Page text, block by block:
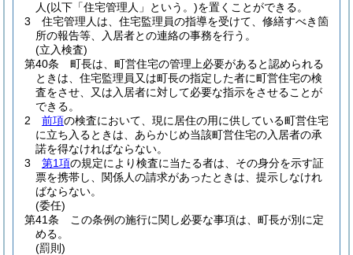
人(以下「住宅管理人」という。)を置くことができる。
3
住宅管理人は、住宅監理員の指導を受けて、修繕すべき箇
所の報告等、入居者との連絡の事務を行う。
(立入検査)
第40条
町長は、町営住宅の管理上必要があると認められる
ときは、住宅監理員又は町長の指定した者に町営住宅の検
査をさせ、又は入居者に対して必要な指示をさせることが
できる。
2
前項の検査において、現に居住の用に供している町営住宅
に立ち入るときは、あらかじめ当該町営住宅の入居者の承
諾を得なければならない。
3
第1項の規定により検査に当たる者は、その身分を示す証
票を携帯し、関係人の請求があったときは、提示しなけれ
ばならない。
(委任)
第41条
この条例の施行に関し必要な事項は、町長が別に定
める。
(罰則)